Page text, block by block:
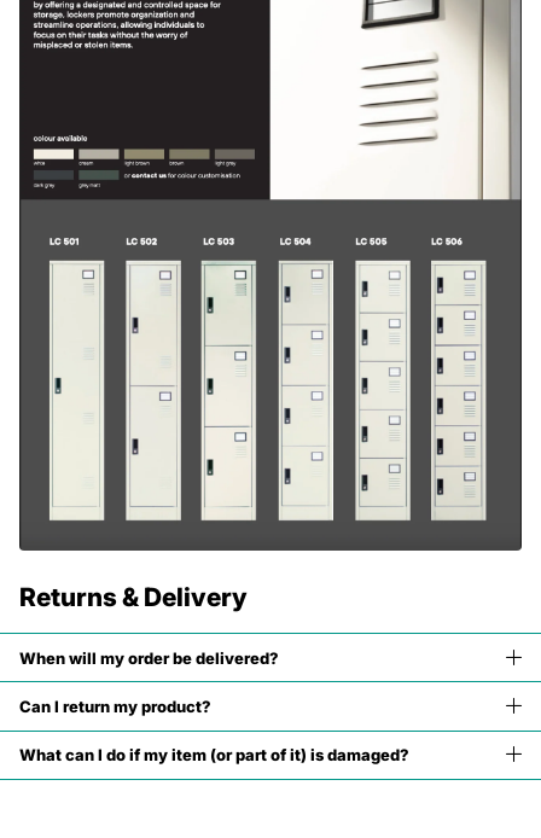
Returns & Delivery
When will my order be delivered?
Can I return my product?
What can I do if my item (or part of it) is damaged?